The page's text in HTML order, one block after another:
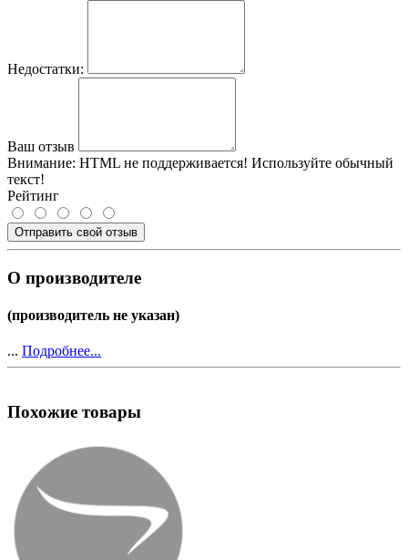
Недостатки:
Ваш отзыв
Внимание: HTML не поддерживается! Используйте обычный
текст!
Рейтинг
Отправить свой отзыв
О производителе
(производитель не указан)
... Подробнее...
Похожие товары